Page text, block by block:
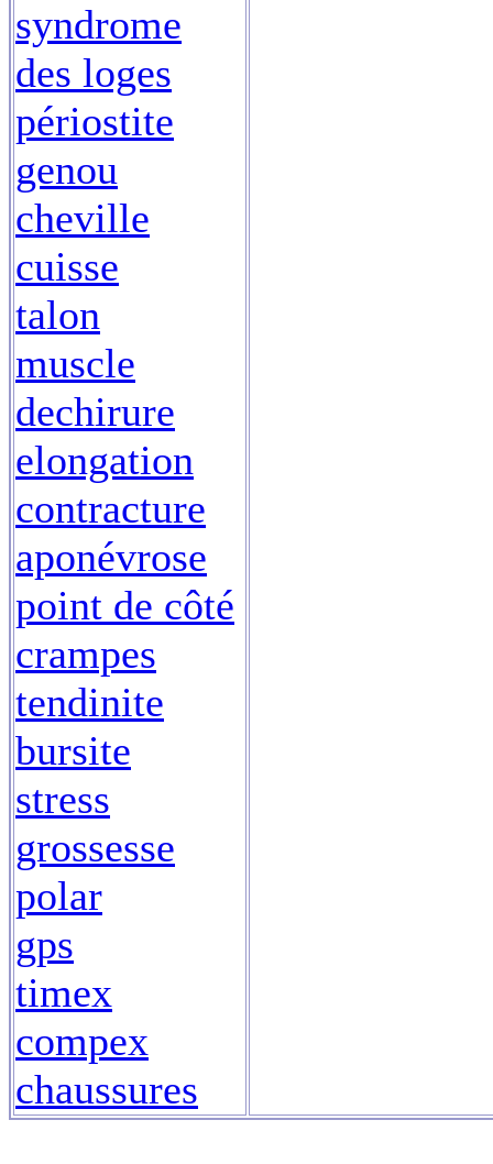
syndrome
des loges
périostite
genou
cheville
cuisse
talon
muscle
dechirure
elongation
contracture
aponévrose
point de côté
crampes
tendinite
bursite
stress
grossesse
polar
gps
timex
compex
chaussures